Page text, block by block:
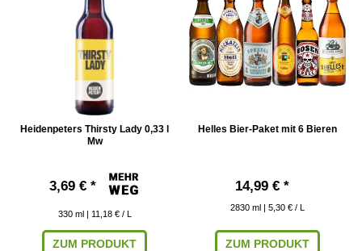
Heidenpeters Thirsty Lady 0,33 l
Mw
3,69 € *
330 ml | 11,18 € / L
ZUM PRODUKT
Helles Bier-Paket mit 6 Bieren
14,99 € *
2830 ml | 5,30 € / L
ZUM PRODUKT